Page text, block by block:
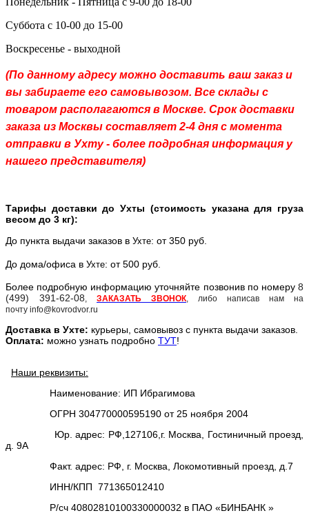
Суббота с 10-00 до 15-00
Воскресенье - выходной
(По данному адресу можно доставить ваш заказ и
вы забираете его самовывозом. Все склады с
товаром располагаются в Москве. Срок доставки
заказа из Москвы составляет 2-4 дня с момента
отправки в Ухту - более подробная информация у
нашего представителя)
Тарифы доставки до Ухты (стоимость указана для груза
весом до 3 кг):
До пункта выдачи заказов в Ухте: от 350 руб.
До дома/офиса в Ухте: от 500 руб.
Более подробную информацию уточняйте позвонив по номеру 8
(499) 391-62-08, ЗАКАЗАТЬ ЗВОНОК, либо написав нам на
почту info@kovrodvor.ru
Доставка в Ухте: курьеры, самовывоз с пункта выдачи заказов.
Оплата: можно узнать подробно ТУТ!
Наши реквизиты:
Наименование: ИП Ибрагимова
ОГРН 304770000595190 от 25 ноября 2004
Юр. адрес: РФ,127106,г. Москва, Гостиничный проезд,
д. 9А
Факт. адрес: РФ, г. Москва, Локомотивный проезд, д.7
ИНН/КПП 771365012410
Р/сч 40802810100330000032 в ПАО «БИНБАНК »